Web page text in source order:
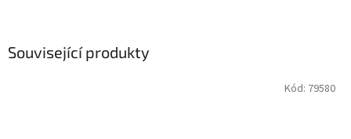
Související produkty
Kód: 79580